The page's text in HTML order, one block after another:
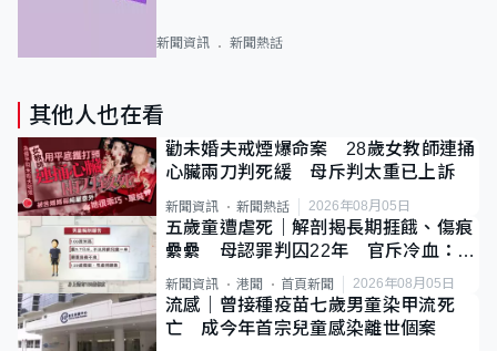
新聞資訊 新聞熱話
其他人也在看
勸未婚夫戒煙爆命案 28歲女教師連捅
心臟兩刀判死緩 母斥判太重已上訴
新聞資訊 新聞熱話 2026年08月05日
五歲童遭虐死｜解剖揭長期捱餓、傷痕
纍纍 母認罪判囚22年 官斥冷血：同
類案最惡劣
新聞資訊 港聞 首頁新聞 2026年08月05日
流感｜曾接種疫苗七歲男童染甲流死
亡 成今年首宗兒童感染離世個案